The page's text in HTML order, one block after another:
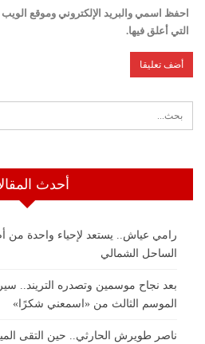
احفظ اسمي والبريد الإلكتروني وموقع
التي أعلق فيها.
أحدث
رامي عياش.. يستعد لإحياء واحدة
الساحل الشمالي
بعد نجاح موسمين وتصدره التريند..
الموسم الثالث من «اسمعني شكرًا»
ناصر طويرش الحارثي.. حين التقى